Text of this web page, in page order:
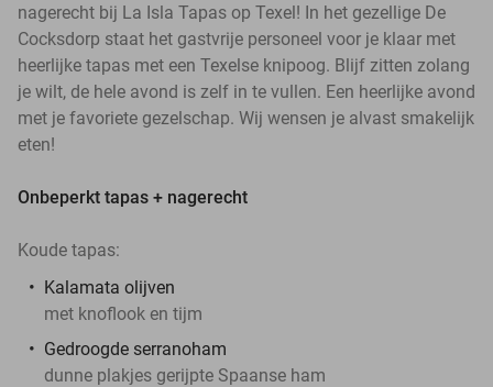
nagerecht bij La Isla Tapas op Texel! In het gezellige De
Cocksdorp staat het gastvrije personeel voor je klaar met
heerlijke tapas met een Texelse knipoog. Blijf zitten zolang
je wilt, de hele avond is zelf in te vullen. Een heerlijke avond
met je favoriete gezelschap. Wij wensen je alvast smakelijk
eten!
Onbeperkt tapas + nagerecht
Koude tapas:
Kalamata olijven
met knoflook en tijm
Gedroogde serranoham
dunne plakjes gerijpte Spaanse ham